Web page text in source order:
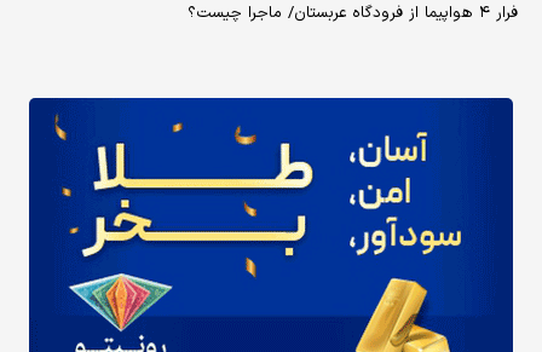
فرار ۴ هواپیما از فرودگاه عربستان/ ماجرا چیست؟